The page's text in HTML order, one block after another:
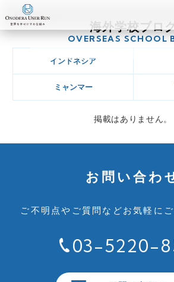
海外学校ブロ
OVERSEAS SCHOOL
インドネシア
ミャンマー
掲載はありません。
お問い合わ
ご不明点やご質問などお気軽に
03-5220-